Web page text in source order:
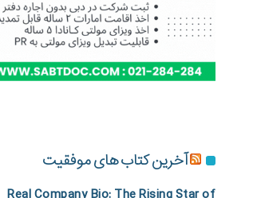
آخرین کتاب های موفقیت
Real Company Bio: The Rising Star of